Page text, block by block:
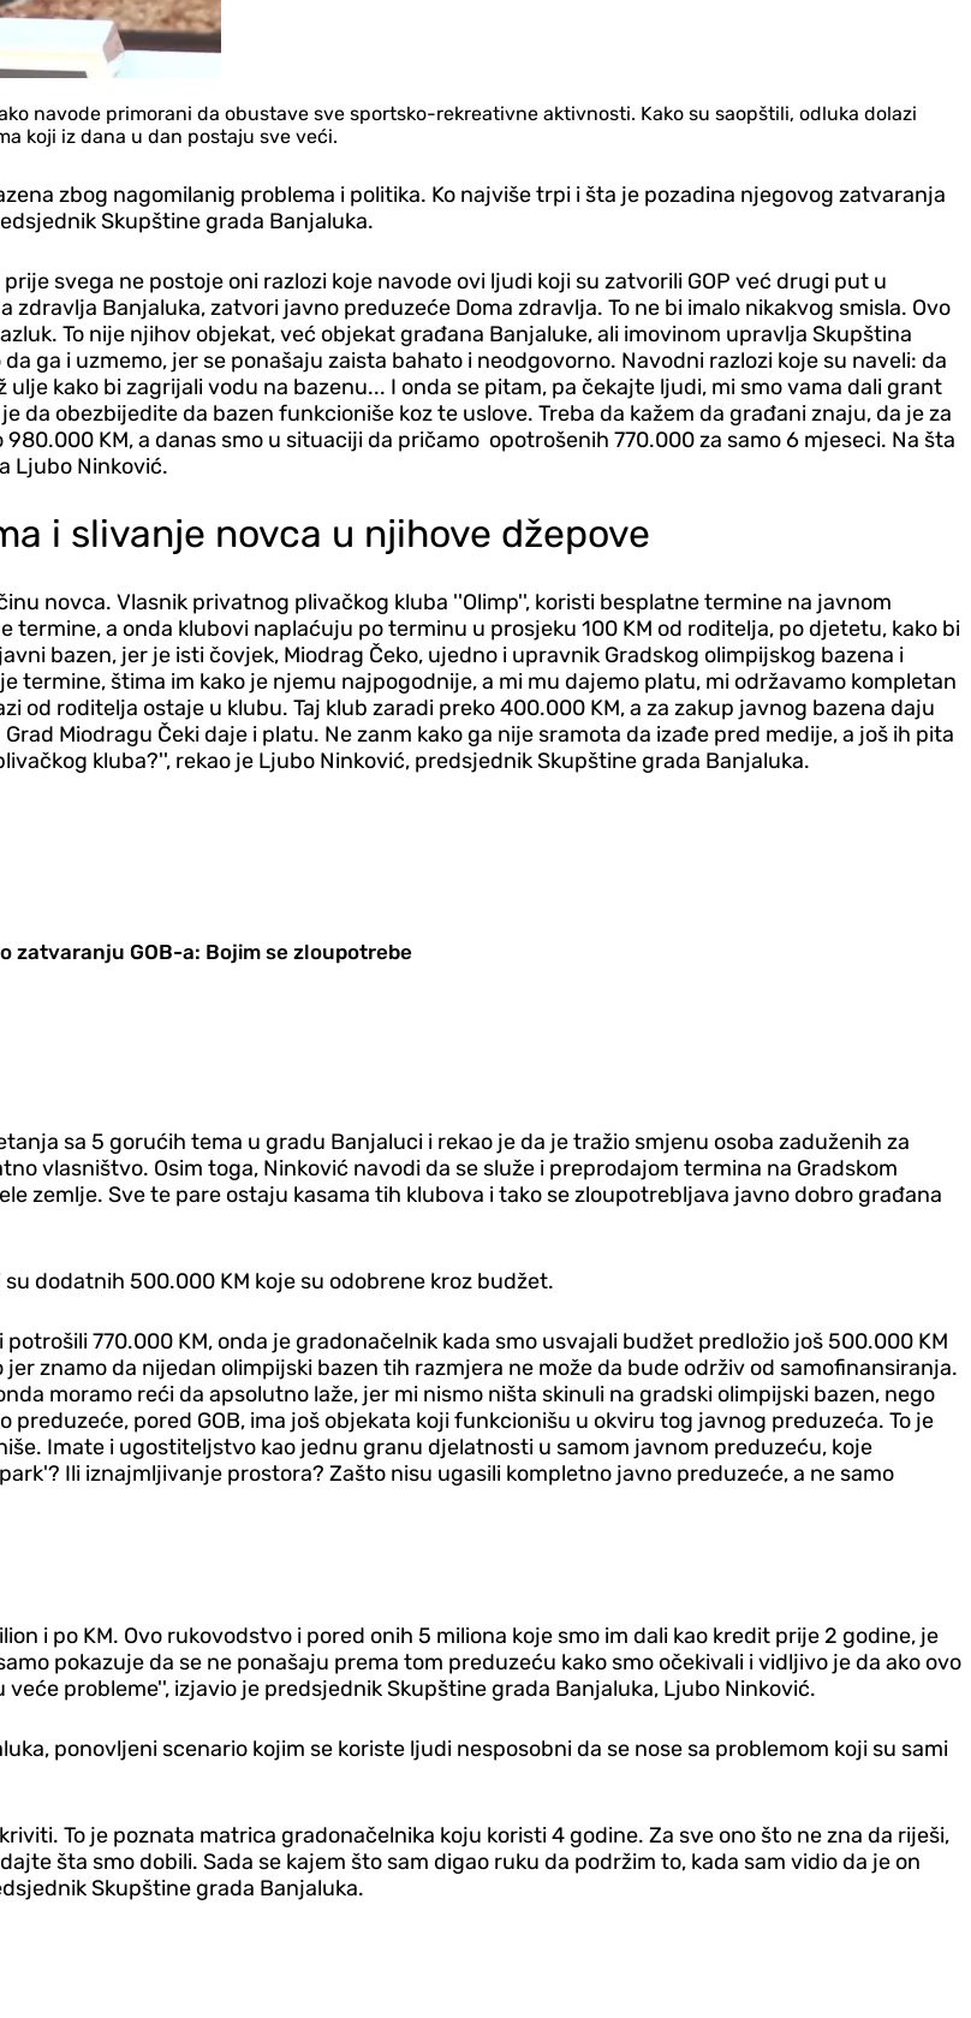
navode primorani da obustave sve sportsko-rekreativne aktivnosti. Kako su saopštili, odluka dolazi
koji iz dana u dan postaju sve veći.
zbog nagomilanig problema i politika. Ko najviše trpi i šta je pozadina njegovog zatvaranja
Skupštine grada Banjaluka.
svega ne postoje oni razlozi koje navode ovi ljudi koji su zatvorili GOP već drugi put u
Banjaluka, zatvori javno preduzeće Doma zdravlja. To ne bi imalo nikakvog smisla. Ovo
To nije njihov objekat, već objekat građana Banjaluke, ali imovinom upravlja Skupština
ga i uzmemo, jer se ponašaju zaista bahato i neodgovorno. Navodni razlozi koje su naveli: da
kako bi zagrijali vodu na bazenu... I onda se pitam, pa čekajte ljudi, mi smo vama dali grant
da obezbijedite da bazen funkcioniše koz te uslove. Treba da kažem da građani znaju, da je za
KM, a danas smo u situaciji da pričamo opotrošenih 770.000 za samo 6 mjeseci. Na šta
Ljubo Ninković.
i slivanje novca u njihove džepove
novca. Vlasnik privatnog plivačkog kluba ''Olimp'', koristi besplatne termine na javnom
a onda klubovi naplaćuju po terminu u prosjeku 100 KM od roditelja, po djetetu, kako bi
bazen, jer je isti čovjek, Miodrag Čeko, ujedno i upravnik Gradskog olimpijskog bazena i
termine, štima im kako je njemu najpogodnije, a mi mu dajemo platu, mi održavamo kompletan
od roditelja ostaje u klubu. Taj klub zaradi preko 400.000 KM, a za zakup javnog bazena daju
Miodragu Čeki daje i platu. Ne zanm kako ga nije sramota da izađe pred medije, a još ih pita
kluba?'', rekao je Ljubo Ninković, predsjednik Skupštine grada Banjaluka.
zatvaranju GOB-a: Bojim se zloupotrebe
sa 5 gorućih tema u gradu Banjaluci i rekao je da je tražio smjenu osoba zaduženih za
vlasništvo. Osim toga, Ninković navodi da se služe i preprodajom termina na Gradskom
zemlje. Sve te pare ostaju kasama tih klubova i tako se zloupotrebljava javno dobro građana
dodatnih 500.000 KM koje su odobrene kroz budžet.
770.000 KM, onda je gradonačelnik kada smo usvajali budžet predložio još 500.000 KM
znamo da nijedan olimpijski bazen tih razmjera ne može da bude održiv od samofinansiranja.
moramo reći da apsolutno laže, jer mi nismo ništa skinuli na gradski olimpijski bazen, nego
pored GOB, ima još objekata koji funkcionišu u okviru tog javnog preduzeća. To je
Imate i ugostiteljstvo kao jednu granu djelatnosti u samom javnom preduzeću, koje
Ili iznajmljivanje prostora? Zašto nisu ugasili kompletno javno preduzeće, a ne samo
i po KM. Ovo rukovodstvo i pored onih 5 miliona koje smo im dali kao kredit prije 2 godine, je
pokazuje da se ne ponašaju prema tom preduzeću kako smo očekivali i vidljivo je da ako ovo
probleme'', izjavio je predsjednik Skupštine grada Banjaluka, Ljubo Ninković.
ponovljeni scenario kojim se koriste ljudi nesposobni da se nose sa problemom koji su sami
To je poznata matrica gradonačelnika koju koristi 4 godine. Za sve ono što ne zna da riješi,
šta smo dobili. Sada se kajem što sam digao ruku da podržim to, kada sam vidio da je on
Skupštine grada Banjaluka.